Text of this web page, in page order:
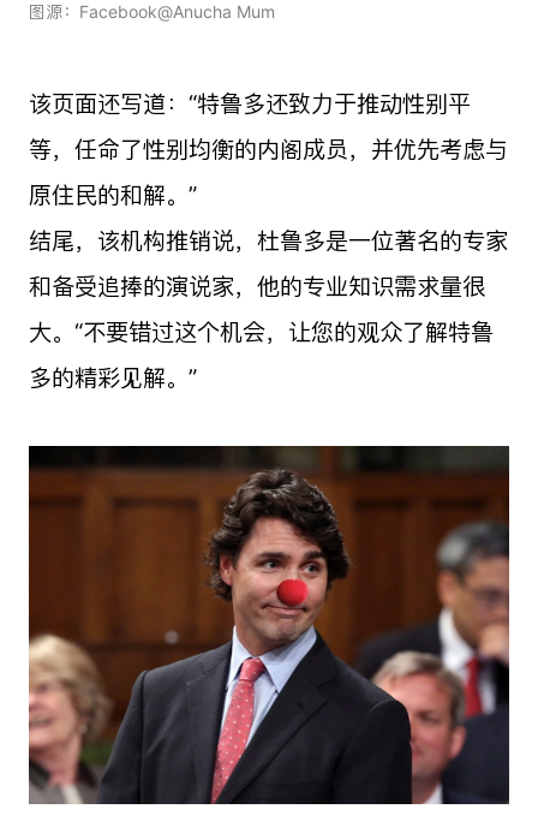
图源：Facebook@Anucha Mum
该页面还写道：“特鲁多还致力于推动性别平
等，任命了性别均衡的内阁成员，并优先考虑与
原住民的和解。”
结尾，该机构推销说，杜鲁多是一位著名的专家
和备受追捧的演说家，他的专业知识需求量很
大。“不要错过这个机会，让您的观众了解特鲁
多的精彩见解。”